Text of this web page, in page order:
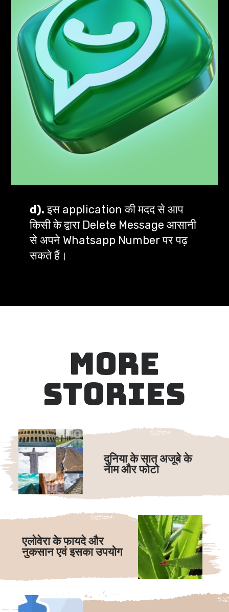
d). इस application की मदद से आप
किसी के द्वारा Delete Message आसानी
से अपने Whatsapp Number पर पढ़
सकते हैं।
MORE
STORIES
दुनिया के सात अजूबे के
नाम और फोटो
एलोवेरा के फायदे और
नुकसान एवं इसका उपयोग